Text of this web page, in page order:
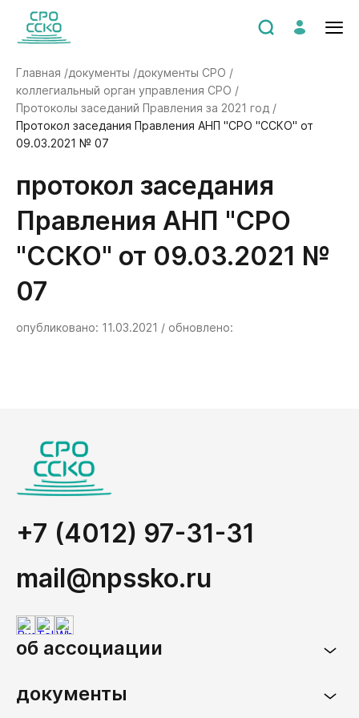
Главная /документы /документы СРО /
коллегиальный орган управления СРО /
Протоколы заседаний Правления за 2021 год /
Протокол заседания Правления АНП "СРО "ССКО" от
09.03.2021 № 07
Протокол заседания
Правления АНП "СРО
"ССКО" от 09.03.2021 №
07
опубликовано: 11.03.2021 / обновлено:
+7 (4012) 97-31-31
mail@npssko.ru
об ассоциации
документы